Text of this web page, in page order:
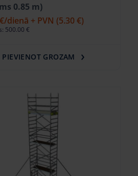
0.85 m)
/dienā + PVN (5.30 €)
500.00 €
PIEVIENOT GROZAM